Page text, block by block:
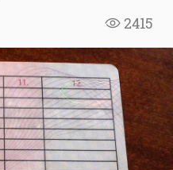
2415